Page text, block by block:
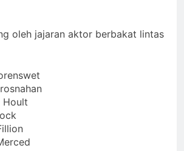
oleh jajaran aktor berbakat lintas
Hoult